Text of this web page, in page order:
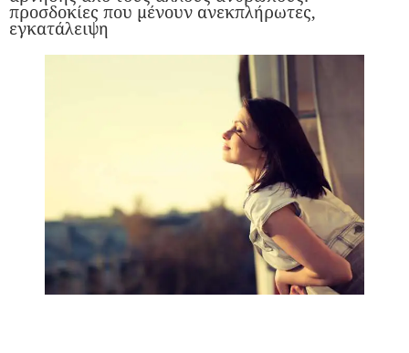
προσδοκίες που μένουν ανεκπλήρωτες,
εγκατάλειψη